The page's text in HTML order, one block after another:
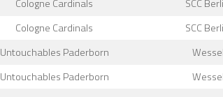
Cologne Cardinals SCC
Cologne Cardinals SCC
Untouchables Paderborn
Untouchables Paderborn